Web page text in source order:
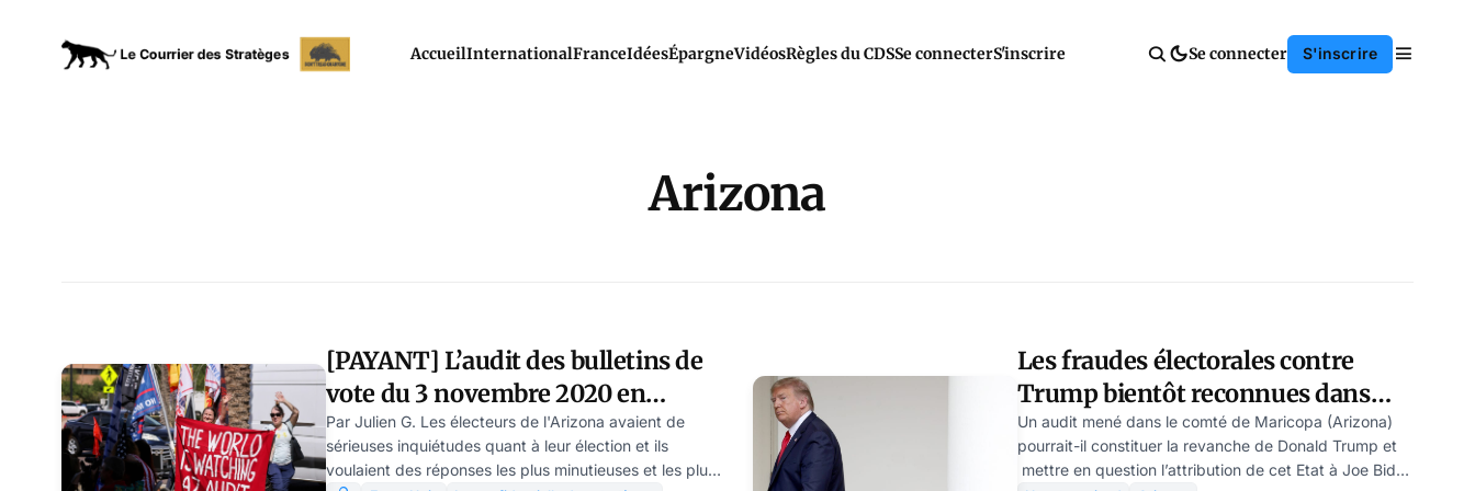
AccueilInternationalFranceIdéesÉpargneVidéosRègles du CDSSe connecterS'inscrire Se connecter S'inscrire
Arizona
[PAYANT] L’audit des bulletins de
vote du 3 novembre 2020 en
Arizona a réveillé les suspicions de
fraude sur les résultats des
Par Julien G. Les électeurs de l'Arizona avaient de
sérieuses inquiétudes quant à leur élection et ils
voulaient des réponses les plus minutieuses et les plus
Les fraudes électorales contre
Trump bientôt reconnues dans
l’Arizona ?
Un audit mené dans le comté de Maricopa (Arizona)
pourrait-il constituer la revanche de Donald Trump et
mettre en question l’attribution de cet Etat à Joe Biden